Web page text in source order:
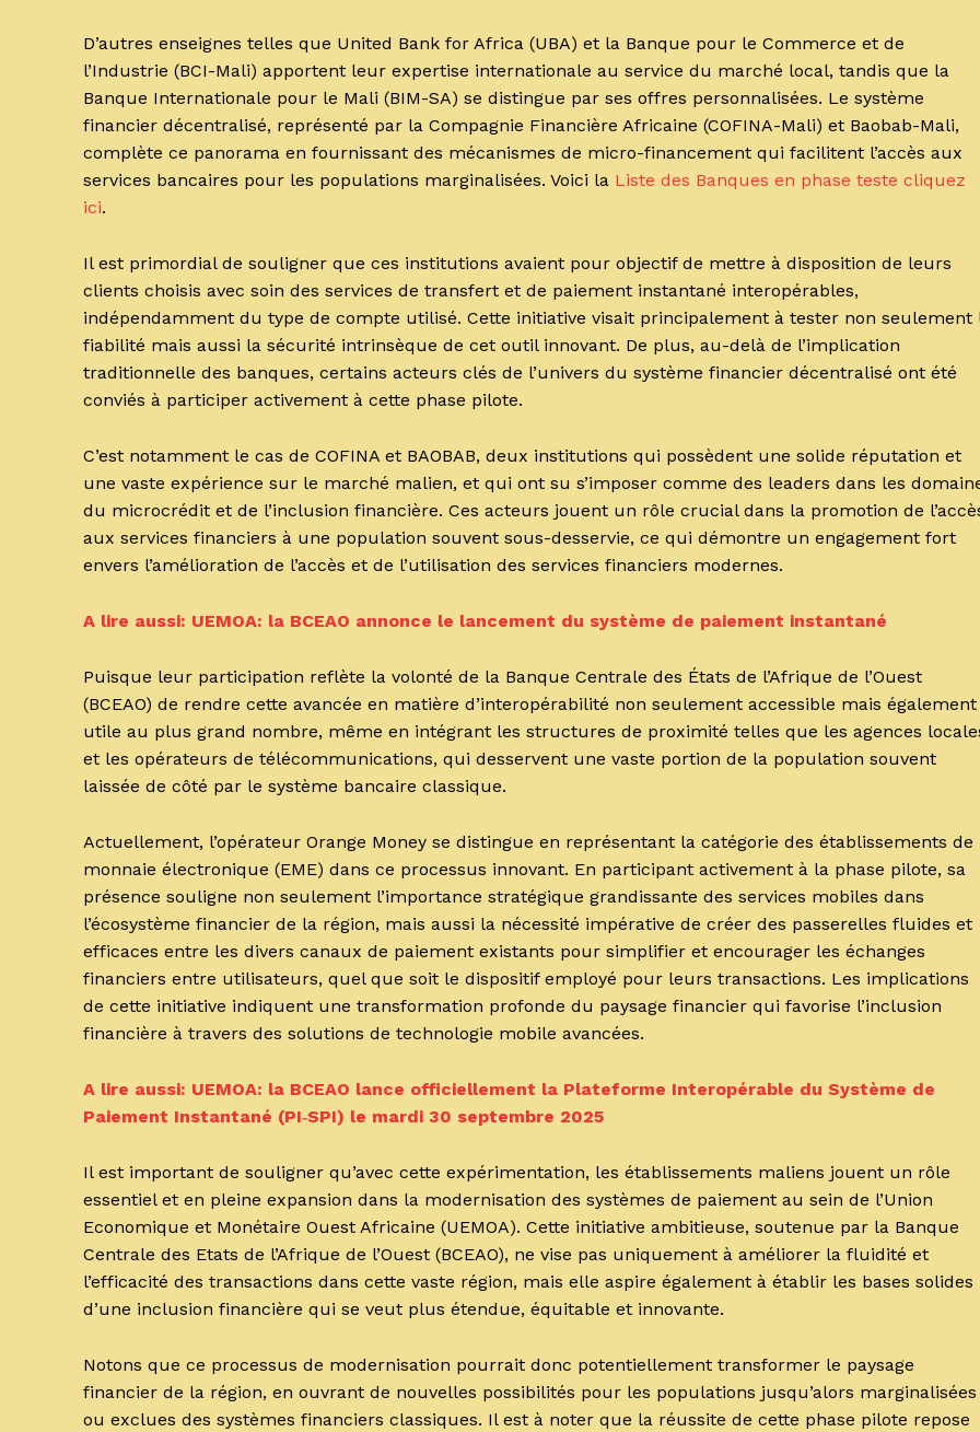
D’autres enseignes telles que United Bank for Africa (UBA) et la Banque pour le Commerce et de
l’Industrie (BCI-Mali) apportent leur expertise internationale au service du marché local, tandis que la
Banque Internationale pour le Mali (BIM-SA) se distingue par ses offres personnalisées. Le système
financier décentralisé, représenté par la Compagnie Financière Africaine (COFINA-Mali) et Baobab-Mali,
complète ce panorama en fournissant des mécanismes de micro-financement qui facilitent l’accès aux
services bancaires pour les populations marginalisées. Voici la Liste des Banques en phase teste cliquez
ici.
Il est primordial de souligner que ces institutions avaient pour objectif de mettre à disposition de leurs
clients choisis avec soin des services de transfert et de paiement instantané interopérables,
indépendamment du type de compte utilisé. Cette initiative visait principalement à tester non seulement
fiabilité mais aussi la sécurité intrinsèque de cet outil innovant. De plus, au-delà de l’implication
traditionnelle des banques, certains acteurs clés de l’univers du système financier décentralisé ont été
conviés à participer activement à cette phase pilote.
C’est notamment le cas de COFINA et BAOBAB, deux institutions qui possèdent une solide réputation et
une vaste expérience sur le marché malien, et qui ont su s’imposer comme des leaders dans les
du microcrédit et de l’inclusion financière. Ces acteurs jouent un rôle crucial dans la promotion de
aux services financiers à une population souvent sous-desservie, ce qui démontre un engagement fort
envers l’amélioration de l’accès et de l’utilisation des services financiers modernes.
A lire aussi: UEMOA: la BCEAO annonce le lancement du système de paiement instantané
Puisque leur participation reflète la volonté de la Banque Centrale des États de l’Afrique de l’Ouest
(BCEAO) de rendre cette avancée en matière d’interopérabilité non seulement accessible mais également
utile au plus grand nombre, même en intégrant les structures de proximité telles que les agences
et les opérateurs de télécommunications, qui desservent une vaste portion de la population souvent
laissée de côté par le système bancaire classique.
Actuellement, l’opérateur Orange Money se distingue en représentant la catégorie des établissements de
monnaie électronique (EME) dans ce processus innovant. En participant activement à la phase pilote, sa
présence souligne non seulement l’importance stratégique grandissante des services mobiles dans
l’écosystème financier de la région, mais aussi la nécessité impérative de créer des passerelles fluides et
efficaces entre les divers canaux de paiement existants pour simplifier et encourager les échanges
financiers entre utilisateurs, quel que soit le dispositif employé pour leurs transactions. Les implications
de cette initiative indiquent une transformation profonde du paysage financier qui favorise l’inclusion
financière à travers des solutions de technologie mobile avancées.
A lire aussi: UEMOA: la BCEAO lance officiellement la Plateforme Interopérable du Système de
Paiement Instantané (PI‑SPI) le mardi 30 septembre 2025
Il est important de souligner qu’avec cette expérimentation, les établissements maliens jouent un rôle
essentiel et en pleine expansion dans la modernisation des systèmes de paiement au sein de l’Union
Economique et Monétaire Ouest Africaine (UEMOA). Cette initiative ambitieuse, soutenue par la Banque
Centrale des Etats de l’Afrique de l’Ouest (BCEAO), ne vise pas uniquement à améliorer la fluidité et
l’efficacité des transactions dans cette vaste région, mais elle aspire également à établir les bases solides
d’une inclusion financière qui se veut plus étendue, équitable et innovante.
Notons que ce processus de modernisation pourrait donc potentiellement transformer le paysage
financier de la région, en ouvrant de nouvelles possibilités pour les populations jusqu’alors marginalisées
ou exclues des systèmes financiers classiques. Il est à noter que la réussite de cette phase pilote repose